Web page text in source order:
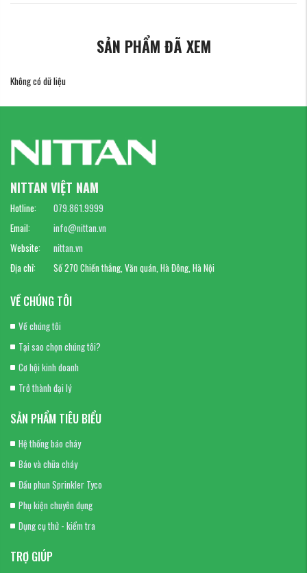
SẢN PHẨM ĐÃ XEM
Không có dữ liệu
NITTAN VIỆT NAM
Hotline:
079.861.9999
Email:
info@nittan.vn
Website:
nittan.vn
Địa chỉ:
Số 270 Chiến thắng, Văn quán, Hà Đông, Hà Nội
VỀ CHÚNG TÔI
Về chúng tôi
Tại sao chọn chúng tôi?
Cơ hội kinh doanh
Trở thành đại lý
SẢN PHẨM TIÊU BIỂU
Hệ thống báo cháy
Báo và chữa cháy
Đầu phun Sprinkler Tyco
Phụ kiện chuyên dụng
Dụng cụ thử - kiểm tra
TRỢ GIÚP